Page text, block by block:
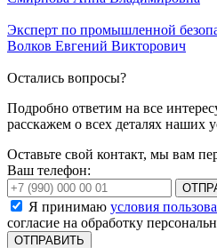
Эксперт по промышленной
Волков Евгений Викторович
Остались вопросы?
Подробно ответим на все
расскажем о всех деталях наших
Оставьте свой контакт, мы вам
Ваш телефон:
Я принимаю условия
согласие на обработку